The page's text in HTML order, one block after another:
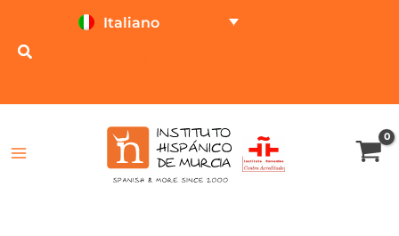
Italiano